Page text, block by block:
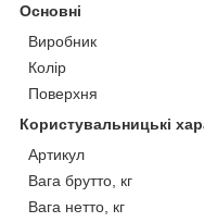
Основні
Виробник
Колір
Поверхня
Користувальницькі
Артикул
Вага брутто, кг
Вага нетто, кг